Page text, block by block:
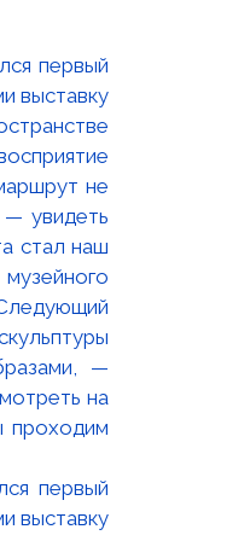
первый
выставку